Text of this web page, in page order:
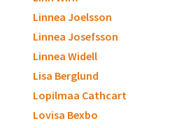
Linnea Joelsson
Linnea Josefsson
Linnea Widell
Lisa Berglund
Lopilmaa Cathcart
Lovisa Bexbo